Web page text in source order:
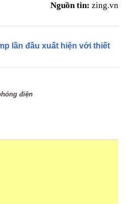
Nguồn tin: zing.vn
lần đầu xuất hiện với thiết
điện